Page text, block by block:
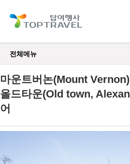
전체메뉴
마운트버논(Mount
올드타운(Old town,
어